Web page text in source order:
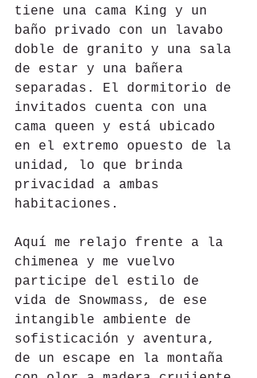
tiene una cama King y un
baño privado con un lavabo
doble de granito y una sala
de estar y una bañera
separadas. El dormitorio de
invitados cuenta con una
cama queen y está ubicado
en el extremo opuesto de la
unidad, lo que brinda
privacidad a ambas
habitaciones.
Aquí me relajo frente a la
chimenea y me vuelvo
participe del estilo de
vida de Snowmass, de ese
intangible ambiente de
sofisticación y aventura,
de un escape en la montaña